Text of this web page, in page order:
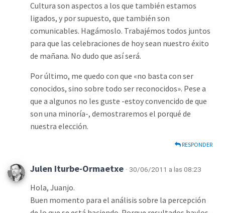
Cultura son aspectos a los que también estamos
ligados, y por supuesto, que también son
comunicables. Hagámoslo. Trabajémos todos juntos
para que las celebraciones de hoy sean nuestro éxito
de mañana. No dudo que así será.
Por último, me quedo con que «no basta con ser
conocidos, sino sobre todo ser reconocidos». Pese a
que a algunos no les guste -estoy convencido de que
son una minoría-, demostraremos el porqué de
nuestra elección.
RESPONDER
Julen Iturbe-Ormaetxe · 30/06/2011 a las 08:23
Hola, Juanjo.
Buen momento para el análisis sobre la percepción